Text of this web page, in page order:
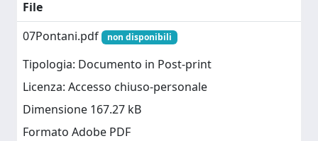
File
07Pontani.pdf
non disponibili
Tipologia: Documento in Post-print
Licenza: Accesso chiuso-personale
Dimensione 167.27 kB
Formato Adobe PDF